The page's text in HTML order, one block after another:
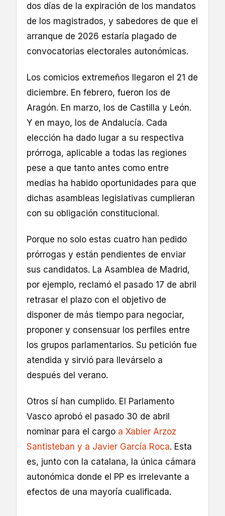
dos días de la expiración de los mandatos
de los magistrados, y sabedores de que el
arranque de 2026 estaría plagado de
convocatorias electorales autonómicas.
Los comicios extremeños llegaron el 21 de
diciembre. En febrero, fueron los de
Aragón. En marzo, los de Castilla y León.
Y en mayo, los de Andalucía. Cada
elección ha dado lugar a su respectiva
prórroga, aplicable a todas las regiones
pese a que tanto antes como entre
medias ha habido oportunidades para que
dichas asambleas legislativas cumplieran
con su obligación constitucional.
Porque no solo estas cuatro han pedido
prórrogas y están pendientes de enviar
sus candidatos. La Asamblea de Madrid,
por ejemplo, reclamó el pasado 17 de abril
retrasar el plazo con el objetivo de
disponer de más tiempo para negociar,
proponer y consensuar los perfiles entre
los grupos parlamentarios. Su petición fue
atendida y sirvió para llevárselo a
después del verano.
Otros sí han cumplido. El Parlamento
Vasco aprobó el pasado 30 de abril
nominar para el cargo a Xabier Arzoz
Santisteban y a Javier García Roca. Esta
es, junto con la catalana, la única cámara
autonómica donde el PP es irrelevante a
efectos de una mayoría cualificada.